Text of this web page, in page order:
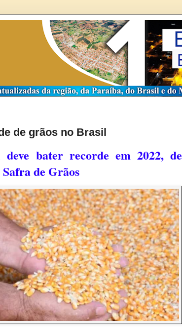
de grãos no Brasil
bater recorde em 2022, de
de Grãos